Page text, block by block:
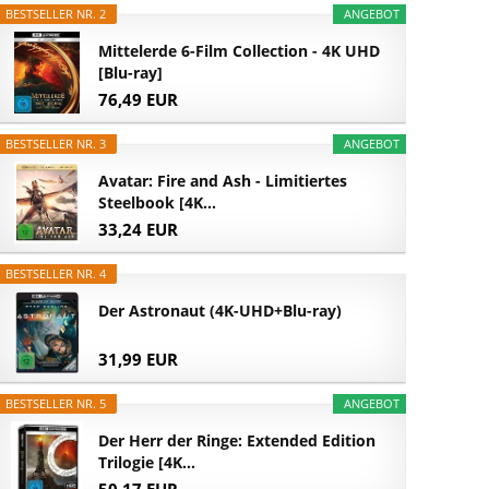
ANGEBOT
BESTSELLER NR. 2
Mittelerde 6-Film Collection - 4K UHD
[Blu-ray]
76,49 EUR
ANGEBOT
BESTSELLER NR. 3
Avatar: Fire and Ash - Limitiertes
Steelbook [4K...
33,24 EUR
BESTSELLER NR. 4
Der Astronaut (4K-UHD+Blu-ray)
31,99 EUR
ANGEBOT
BESTSELLER NR. 5
Der Herr der Ringe: Extended Edition
Trilogie [4K...